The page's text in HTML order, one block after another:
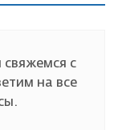
с
на все